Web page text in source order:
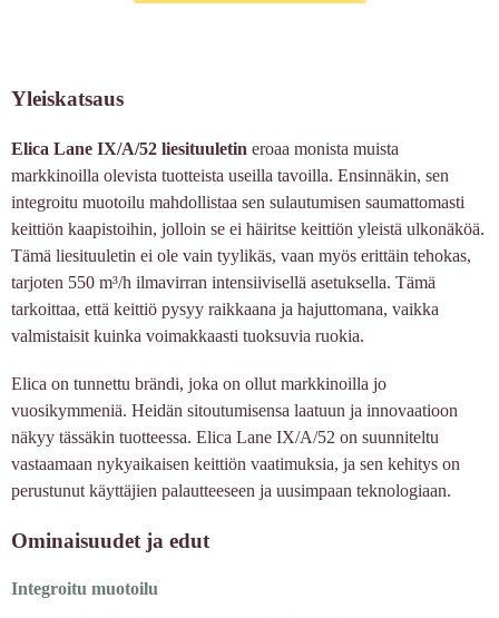
Yleiskatsaus
Elica Lane IX/A/52 liesituuletin eroaa monista muista
markkinoilla olevista tuotteista useilla tavoilla. Ensinnäkin, sen
integroitu muotoilu mahdollistaa sen sulautumisen saumattomasti
keittiön kaapistoihin, jolloin se ei häiritse keittiön yleistä ulkonäköä.
Tämä liesituuletin ei ole vain tyylikäs, vaan myös erittäin tehokas,
tarjoten 550 m³/h ilmavirran intensiivisellä asetuksella. Tämä
tarkoittaa, että keittiö pysyy raikkaana ja hajuttomana, vaikka
valmistaisit kuinka voimakkaasti tuoksuvia ruokia.
Elica on tunnettu brändi, joka on ollut markkinoilla jo
vuosikymmeniä. Heidän sitoutumisensa laatuun ja innovaatioon
näkyy tässäkin tuotteessa. Elica Lane IX/A/52 on suunniteltu
vastaamaan nykyaikaisen keittiön vaatimuksia, ja sen kehitys on
perustunut käyttäjien palautteeseen ja uusimpaan teknologiaan.
Ominaisuudet ja edut
Integroitu muotoilu